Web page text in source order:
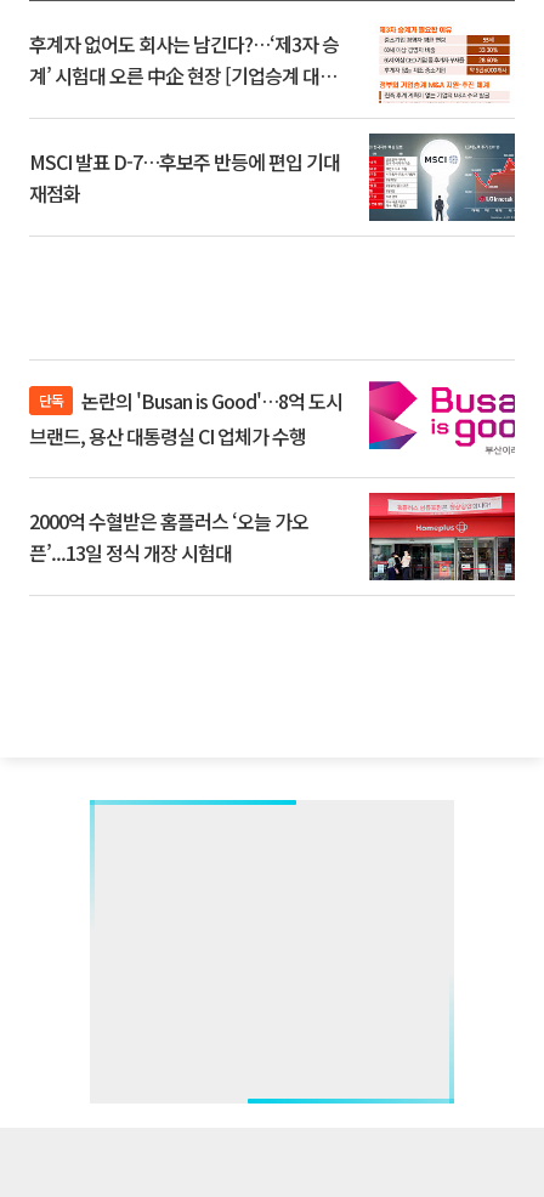
후계자 없어도 회사는 남긴다?…‘제3자 승
계’ 시험대 오른 中企 현장 [기업승계 대전
MSCI 발표 D-7…후보주 반등에 편입 기대
재점화
단독
브랜드, 용산 대통령실 CI 업체가 수행
2000억 수혈받은 홈플러스 ‘오늘 가오
픈’...13일 정식 개장 시험대